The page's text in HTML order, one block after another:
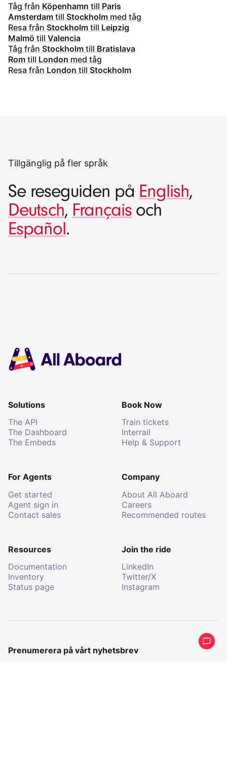
Tåg från Köpenhamn till Paris
Amsterdam till Stockholm med tåg
Resa från Stockholm till Leipzig
Malmö till Valencia
Tåg från Stockholm till Bratislava
Rom till London med tåg
Resa från London till Stockholm
Tillgänglig på fler språk
Se reseguiden på English,
Deutsch, Françaisoch
Español.
Solutions
The API
The Dashboard
The Embeds
Book Now
Train tickets
Interrail
Help & Support
For Agents
Get started
Agent sign in
Contact sales
Company
About All Aboard
Careers
Recommended routes
Resources
Documentation
Inventory
Status page
Join the ride
LinkedIn
Twitter/X
Instagram
Prenumerera på vårt nyhetsbrev